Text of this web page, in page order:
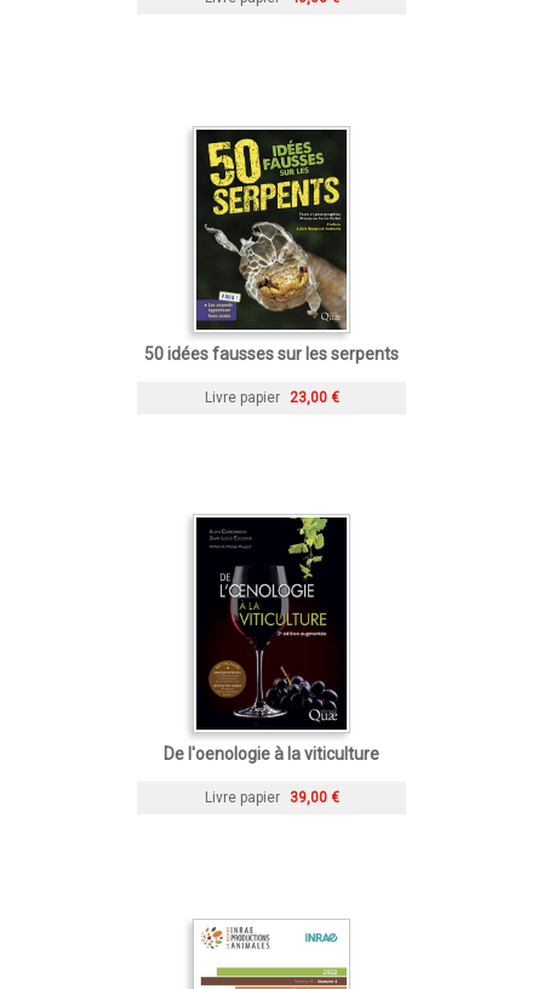
50 idées fausses sur les serpents
Livre papier 23,00 €
De l'oenologie à la viticulture
Livre papier 39,00 €